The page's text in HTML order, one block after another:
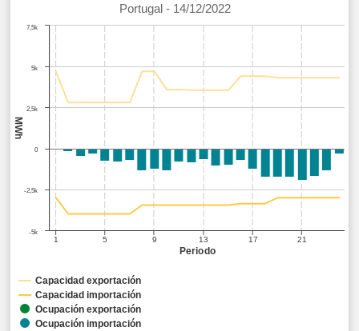
Periodo
MWh
Portugal - 14/12/2022
1 5 9 13 17 21
-5k
-2,5k
0
2,5k
5k
7,5k
Capacidad exportación
Capacidad importación
Ocupación exportación
Ocupación importación